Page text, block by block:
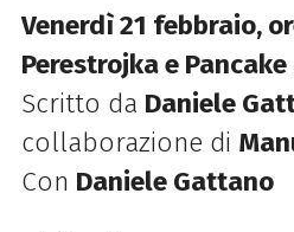
Venerdì 21 febbraio,
Perestrojka e Pancake
Scritto da Daniele
collaborazione di
Con Daniele Gattano